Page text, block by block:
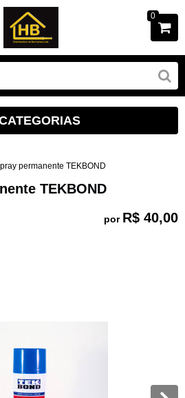
0
permanente TEKBOND
TEKBOND
por R$ 40,00